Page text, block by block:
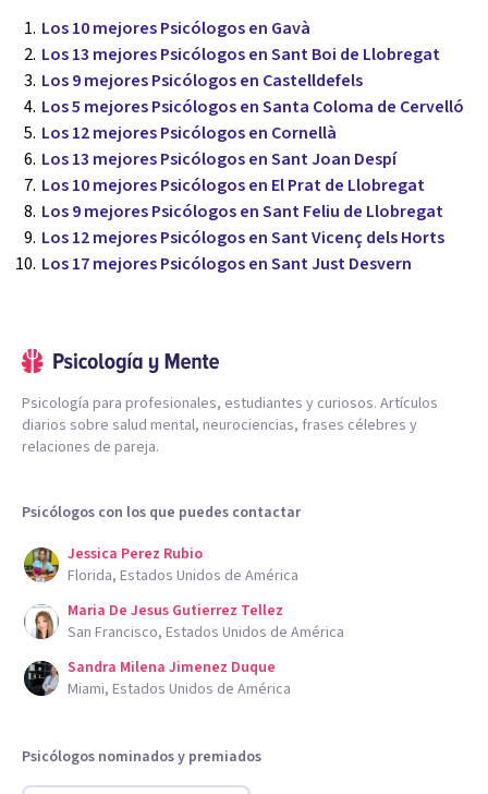
Los 10 mejores Psicólogos en Gavà
Los 13 mejores Psicólogos en Sant Boi de Llobregat
Los 9 mejores Psicólogos en Castelldefels
Los 5 mejores Psicólogos en Santa Coloma de Cervelló
Los 12 mejores Psicólogos en Cornellà
Los 13 mejores Psicólogos en Sant Joan Despí
Los 10 mejores Psicólogos en El Prat de Llobregat
Los 9 mejores Psicólogos en Sant Feliu de Llobregat
Los 12 mejores Psicólogos en Sant Vicenç dels Horts
Los 17 mejores Psicólogos en Sant Just Desvern
Psicología para profesionales, estudiantes y curiosos. Artículos
diarios sobre salud mental, neurociencias, frases célebres y
relaciones de pareja.
Psicólogos con los que puedes contactar
Jessica Perez Rubio
Florida, Estados Unidos de América
Maria De Jesus Gutierrez Tellez
San Francisco, Estados Unidos de América
Sandra Milena Jimenez Duque
Miami, Estados Unidos de América
Psicólogos nominados y premiados